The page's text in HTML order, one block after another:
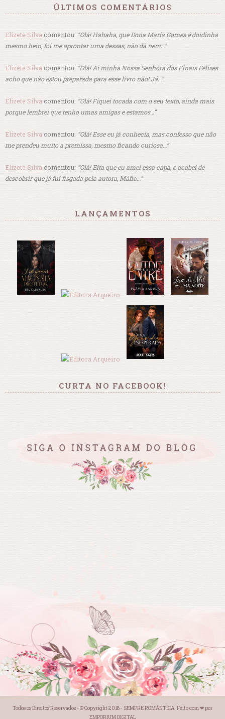
ÚLTIMOS COMENTÁRIOS
Elizete Silva comentou: “Olá! Hahaha, que Dona Maria Gomes é doidinha
mesmo hein, foi me aprontar uma dessas, não dá nem…”
Elizete Silva comentou: “Olá! Ai minha Nossa Senhora dos Finais Felizes
acho que não estou preparada para esse livro não! Já…”
Elizete Silva comentou: “Olá! Fiquei tocada com o seu texto, ainda mais
porque lembrei que tenho umas amigas e estamos…”
Elizete Silva comentou: “Olá! Esse eu já conhecia, mas confesso que não
me prendeu muito a premissa, mesmo ficando curiosa…”
Elizete Silva comentou: “Olá! Eita que eu amei essa capa, e acabei de
descobrir que já fui fisgada pela autora, Máfia…”
LANÇAMENTOS
CURTA NO FACEBOOK!
Todos os Direitos Reservados - © Copyright 2018 - SEMPRE ROMÂNTICA. Feito com❤por
EMPORIUM DIGITAL